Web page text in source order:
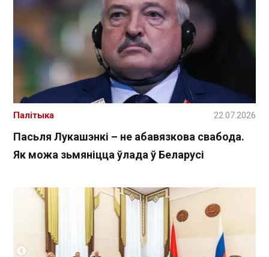
Пасьля Лукашэнкі – не абавязкова свабода.
Як можа зьмяніцца ўлада ў Беларусі
Палітыка 22.07.2026